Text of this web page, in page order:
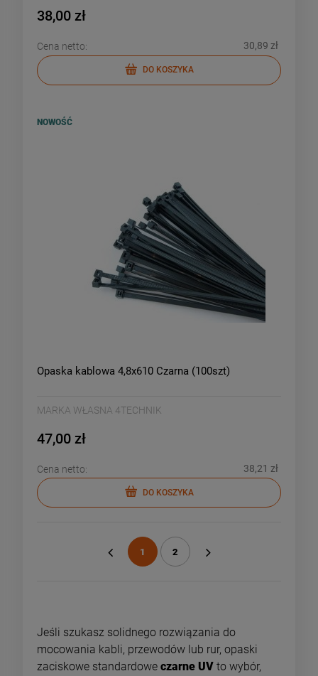
38,00 zł
Cena netto: 30,89 zł
DO KOSZYKA
Opaska kablowa 4,8x610 Czarna (100szt)
MARKA WŁASNA 4TECHNIK
47,00 zł
Cena netto: 38,21 zł
DO KOSZYKA
NOWOŚĆ
1 2
Jeśli szukasz solidnego rozwiązania do
mocowania kabli, przewodów lub rur, opaski
zaciskowe standardowe czarne UV to wybór,